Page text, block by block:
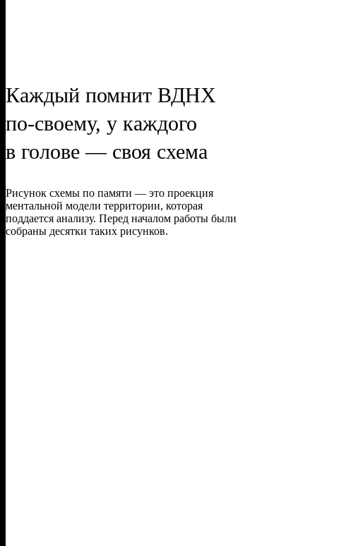
Каждый помнит ВДНХ
по-своему, у каждого
в голове — своя схема
Рисунок схемы по памяти — это проекция
ментальной модели территории, которая
поддается анализу. Перед началом работы были
собраны десятки таких рисунков.